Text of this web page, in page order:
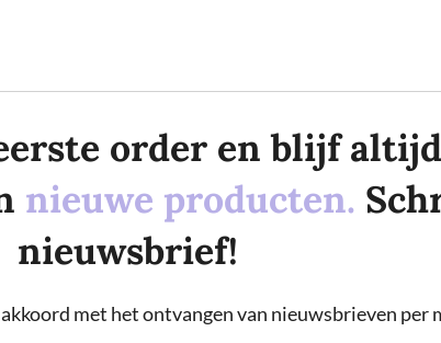
order en blijf
nieuwe producten.
nieuwsbrief!
met het ontvangen van nieuwsbrieven per